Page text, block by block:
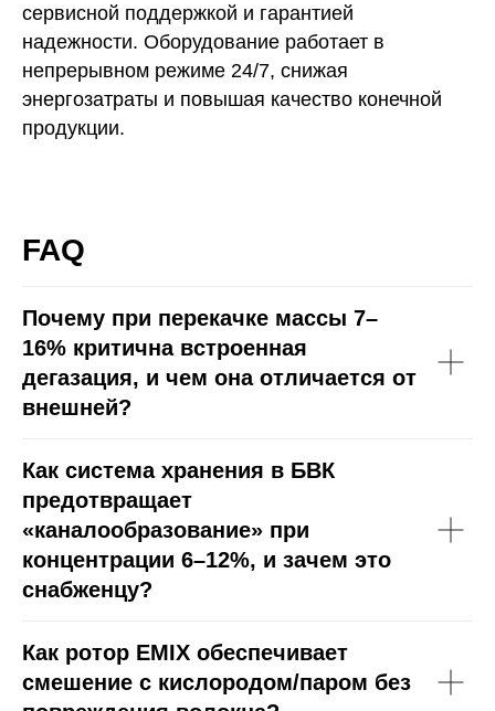
сервисной поддержкой и гарантией
надежности. Оборудование работает в
непрерывном режиме 24/7, снижая
энергозатраты и повышая качество конечной
продукции.
FAQ
Почему при перекачке массы 7–
16% критична встроенная
дегазация, и чем она отличается от
внешней?
Как система хранения в БВК
предотвращает
«каналообразование» при
концентрации 6–12%, и зачем это
снабженцу?
Как ротор EMIX обеспечивает
смешение с кислородом/паром без